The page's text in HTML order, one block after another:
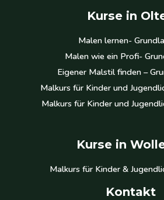
Kurse in
Malen lernen-
Malen wie ein Profi-
Eigener Malstil finden –
Malkurs für Kinder und
Malkurs für Kinder und
Kurse in
Malkurs für Kinder &
Kontakt